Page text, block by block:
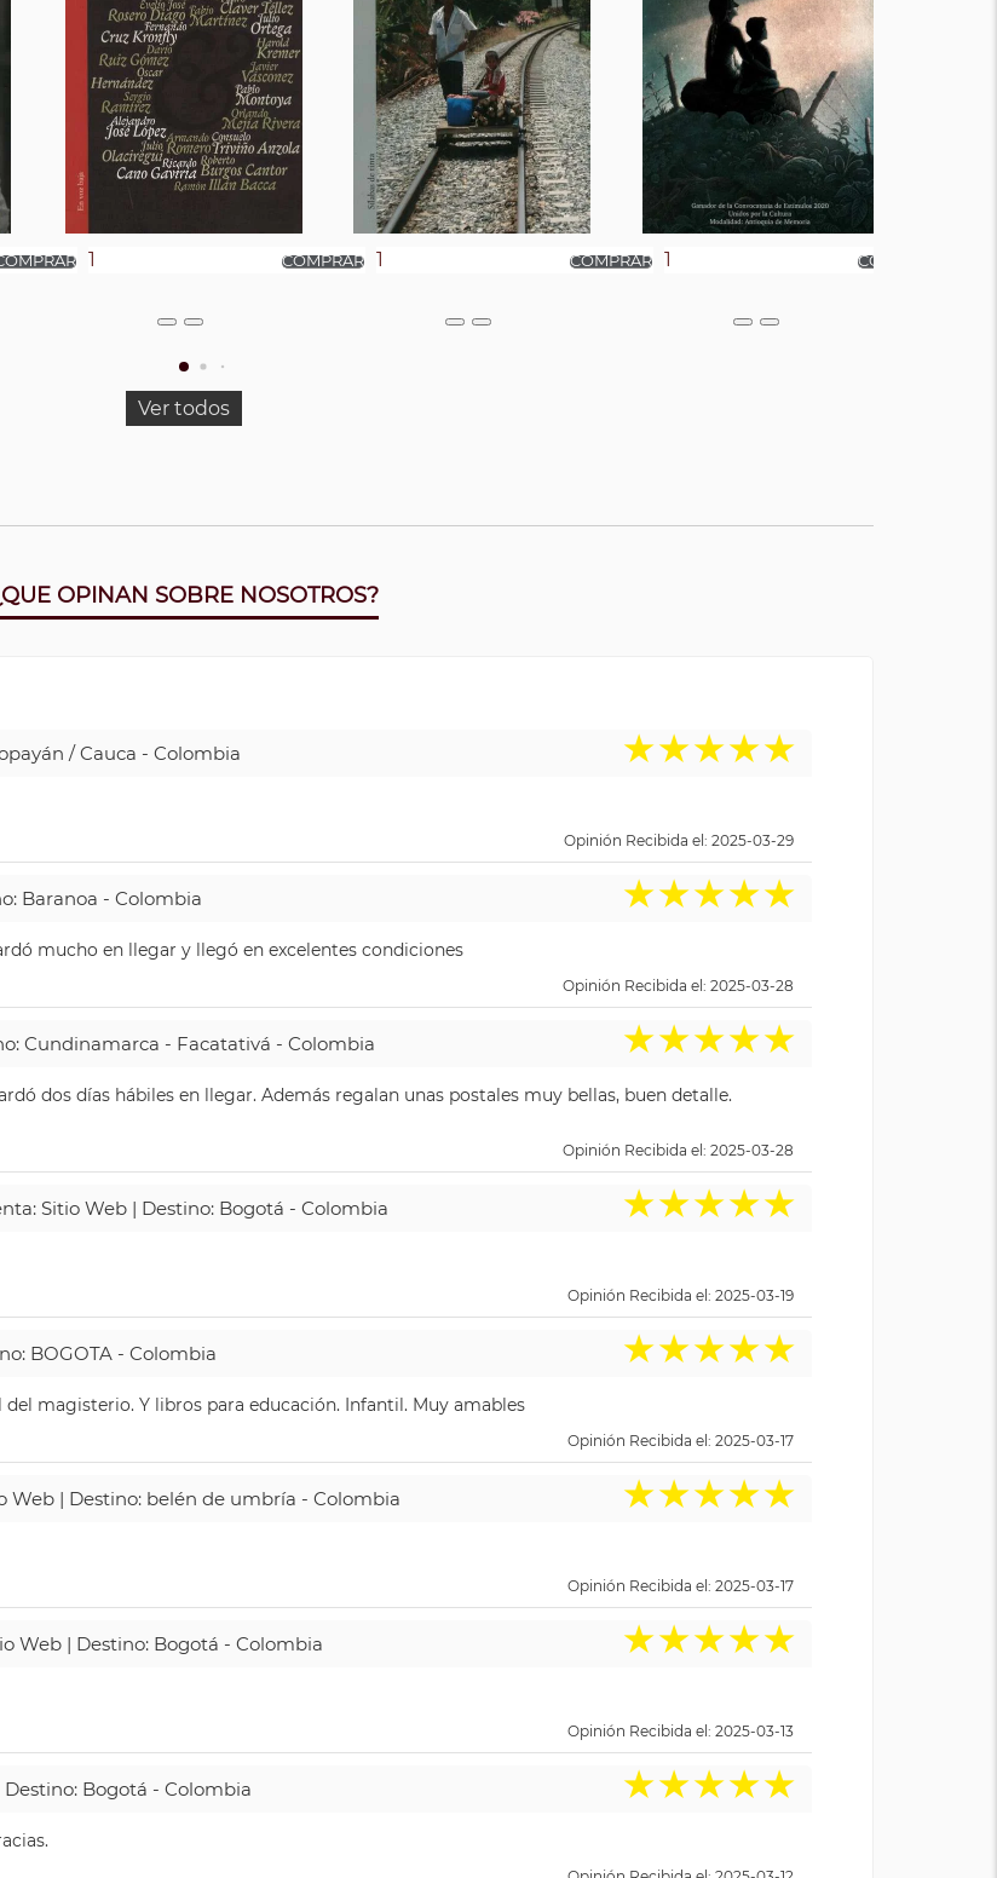
Ver todos
OPINAN SOBRE NOSOTROS?
/ Cauca - Colombia ★★★★★
Opinión Recibida el: 2025-03-29
Baranoa - Colombia ★★★★★
mucho en llegar y llegó en excelentes condiciones
Opinión Recibida el: 2025-03-28
Cundinamarca - Facatativá - Colombia ★★★★★
dos días hábiles en llegar. Además regalan unas postales muy bellas, buen detalle.
Opinión Recibida el: 2025-03-28
Sitio Web | Destino: Bogotá - Colombia ★★★★★
Opinión Recibida el: 2025-03-19
BOGOTA - Colombia ★★★★★
magisterio. Y libros para educación. Infantil. Muy amables
Opinión Recibida el: 2025-03-17
Web | Destino: belén de umbría - Colombia ★★★★★
Opinión Recibida el: 2025-03-17
Web | Destino: Bogotá - Colombia ★★★★★
Opinión Recibida el: 2025-03-13
Destino: Bogotá - Colombia ★★★★★